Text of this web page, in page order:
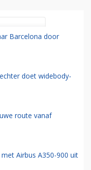
Barcelona door
doet widebody-
route vanaf
Airbus A350-900 uit